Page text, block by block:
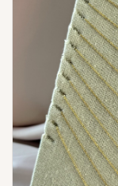
Super Sale
New In
Special Satijn Koord